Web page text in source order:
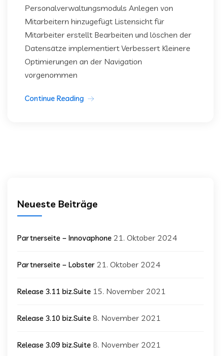
Personalverwaltungsmoduls Anlegen von
Mitarbeitern hinzugefügt Listensicht für
Mitarbeiter erstellt Bearbeiten und löschen der
Datensätze implementiert Verbessert Kleinere
Optimierungen an der Navigation
vorgenommen
Continue Reading
Neueste Beiträge
Partnerseite – Innovaphone 21. Oktober 2024
Partnerseite – Lobster 21. Oktober 2024
Release 3.11 biz.Suite 15. November 2021
Release 3.10 biz.Suite 8. November 2021
Release 3.09 biz.Suite 8. November 2021